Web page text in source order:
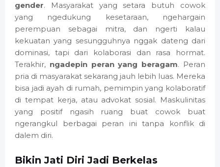
gender. Masyarakat yang setara butuh cowok
yang ngedukung kesetaraan, ngehargain
perempuan sebagai mitra, dan ngerti kalau
kekuatan yang sesungguhnya nggak dateng dari
dominasi, tapi dari kolaborasi dan rasa hormat.
Terakhir, ngadepin peran yang beragam. Peran
pria di masyarakat sekarang jauh lebih luas. Mereka
bisa jadi ayah di rumah, pemimpin yang kolaboratif
di tempat kerja, atau advokat sosial. Maskulinitas
yang positif ngasih ruang buat cowok buat
ngerangkul berbagai peran ini tanpa konflik di
dalem diri.
Bikin Jati Diri Jadi Berkelas